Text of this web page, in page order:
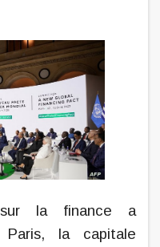
la finance a
la capitale